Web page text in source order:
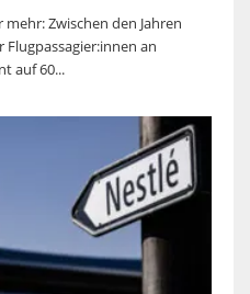
Zwischen den Jahren
Flugpassagier:innen an
auf 60...